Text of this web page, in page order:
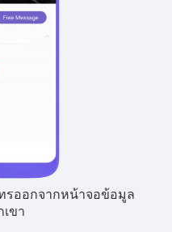
รออกจากหน้าจอข้อมูล
ขา